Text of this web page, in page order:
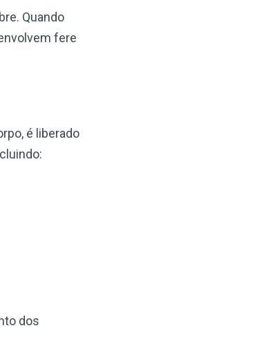
Quando
fere
é liberado
dos